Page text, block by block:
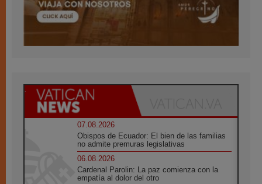
07.08.2026
Obispos de Ecuador: El bien de las familias
no admite premuras legislativas
06.08.2026
Cardenal Parolin: La paz comienza con la
empatía al dolor del otro